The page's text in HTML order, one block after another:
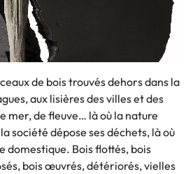
de bois trouvés dehors dans la
aux lisières des villes et des
mer, de fleuve… là où la nature
société dépose ses déchets, là où
domestique. Bois flottés, bois
bois œuvrés, détériorés, vielles